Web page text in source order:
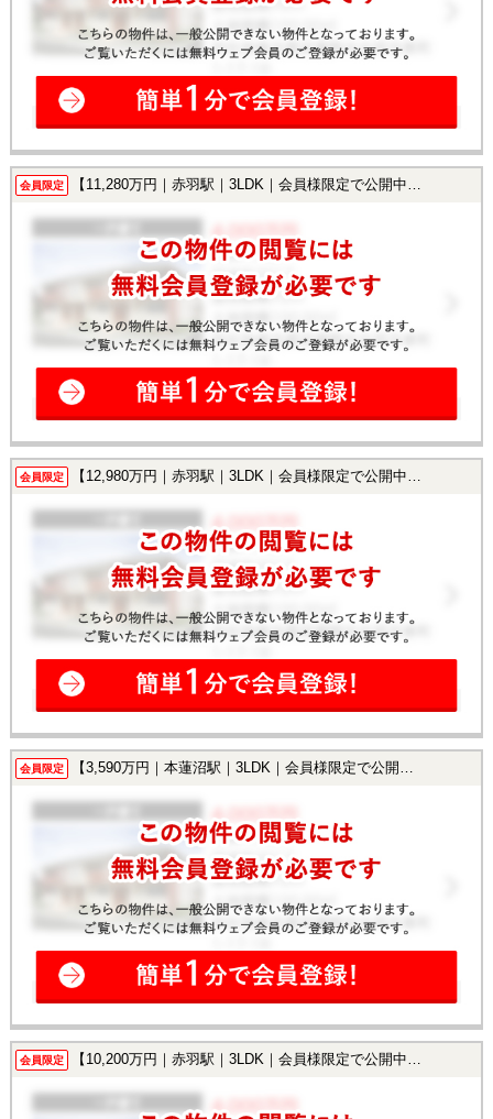
会員限定 【11,280万円｜赤羽駅｜3LDK｜会員様限定で公開中！】
会員限定 【12,980万円｜赤羽駅｜3LDK｜会員様限定で公開中！】
会員限定 【3,590万円｜本蓮沼駅｜3LDK｜会員様限定で公開中！】
会員限定 【10,200万円｜赤羽駅｜3LDK｜会員様限定で公開中！】